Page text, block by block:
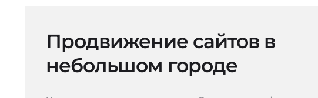
Продвижение сайтов в
небольшом городе